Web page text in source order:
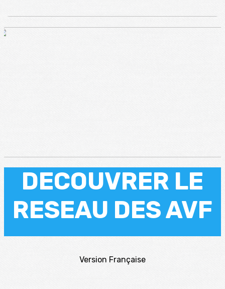
DECOUVRER LE
RESEAU DES AVF
Version Française